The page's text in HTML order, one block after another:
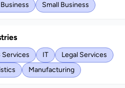
Small Business
Services IT
Legal Services
Manufacturing